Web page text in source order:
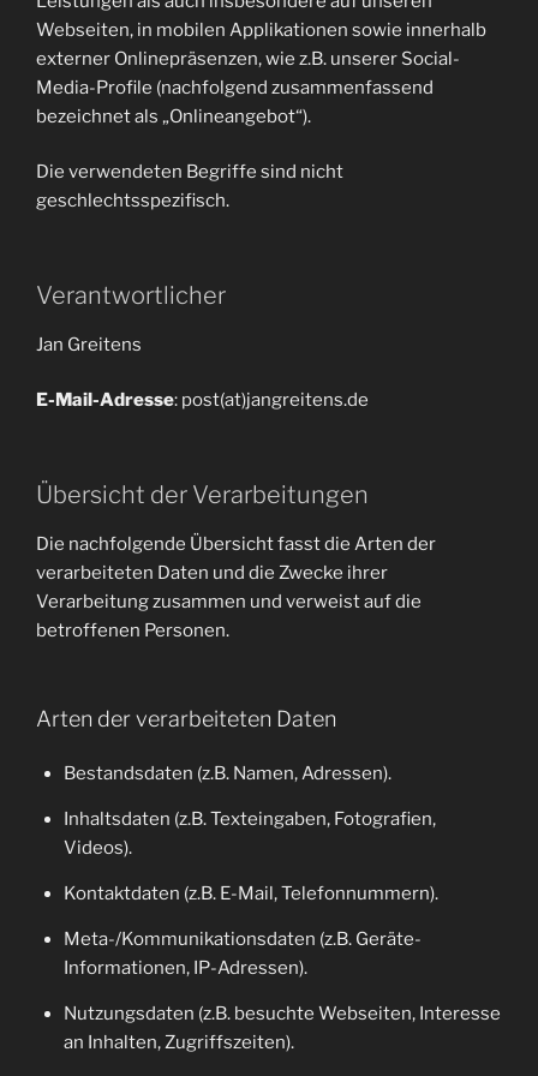
Webseiten, in mobilen Applikationen sowie innerhalb
externer Onlinepräsenzen, wie z.B. unserer Social-
Media-Profile (nachfolgend zusammenfassend
bezeichnet als „Onlineangebot“).
Die verwendeten Begriffe sind nicht
geschlechtsspezifisch.
Verantwortlicher
Jan Greitens
E-Mail-Adresse: post(at)jangreitens.de
Übersicht der Verarbeitungen
Die nachfolgende Übersicht fasst die Arten der
verarbeiteten Daten und die Zwecke ihrer
Verarbeitung zusammen und verweist auf die
betroffenen Personen.
Arten der verarbeiteten Daten
Bestandsdaten (z.B. Namen, Adressen).
Inhaltsdaten (z.B. Texteingaben, Fotografien,
Videos).
Kontaktdaten (z.B. E-Mail, Telefonnummern).
Meta-/Kommunikationsdaten (z.B. Geräte-
Informationen, IP-Adressen).
Nutzungsdaten (z.B. besuchte Webseiten, Interesse
an Inhalten, Zugriffszeiten).